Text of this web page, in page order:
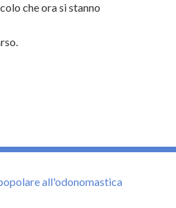
che ora si stanno
all'odonomastica